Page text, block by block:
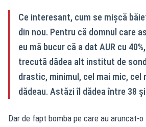
Ce interesant, cum se mișcă
din nou. Pentru că domnul care
eu mă bucur că a dat AUR cu
trecută dădea alt institut de
drastic, minimul, cel mai mic, cel
dădeau. Astăzi îl dădea între 38 și
Dar de fapt bomba pe care au aruncat-